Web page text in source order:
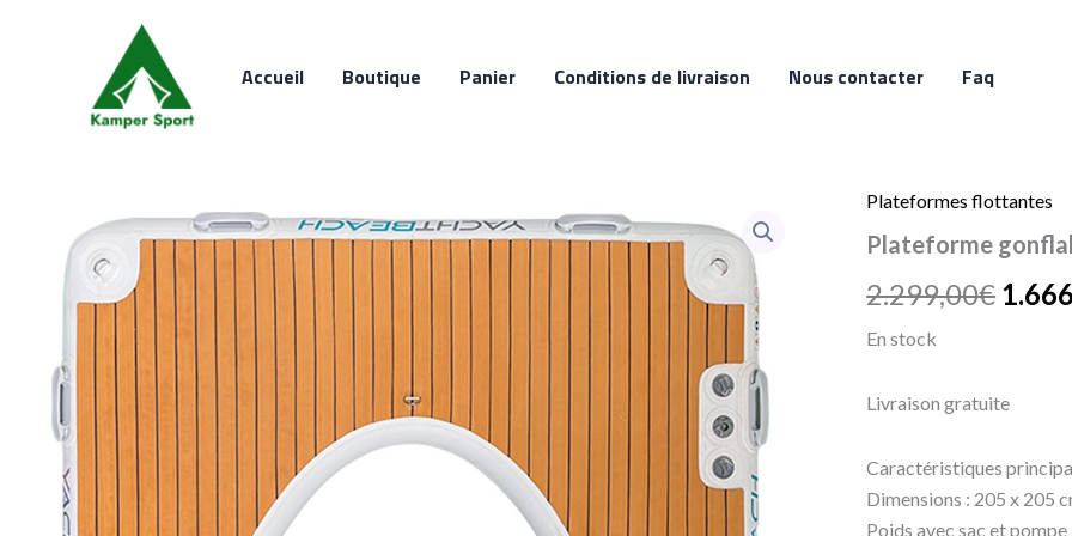
Accueil Boutique Panier Conditions de livraison Nous contacter Faq
Plateformes flottantes
Plateforme
2.299,00€
Le
prix
initial
En stock
Livraison gratuite
Caractéristiques
Dimensions : 205 x 205
Poids avec sac et
quantité
Plateforme
bateau
jet
Mono